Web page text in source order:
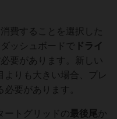
費することを選択した
ダッシュボードで ドライ
必要があります。新しい
よりも大きい場合、プレ
要があります。
ートグリッドの 最後尾か